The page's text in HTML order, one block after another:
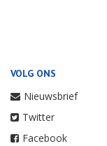
VOLG ONS
Nieuwsbrief
Twitter
Facebook